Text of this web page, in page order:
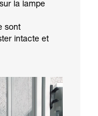
la lampe
sont
intacte et